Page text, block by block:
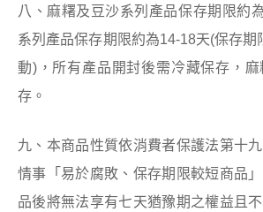
八、麻糬及豆沙系列產品保存期限約
系列產品保存期限約為14-18天(保存期
動)，所有產品開封後需冷藏保存，
存。
九、本商品性質依消費者保護法第十
情事「易於腐敗、保存期限較短商品
品後將無法享有七天猶豫期之權益且